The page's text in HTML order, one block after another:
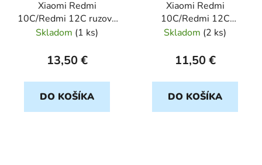
Xiaomi Redmi
10C/Redmi 12C ruzovy
SHINING
Skladom (1 ks)
13,50 €
DO KOŠÍKA
Xiaomi Redmi
10C/Redmi 12C
zlato/strieborny
Skladom (2 ks)
11,50 €
DO KOŠÍKA